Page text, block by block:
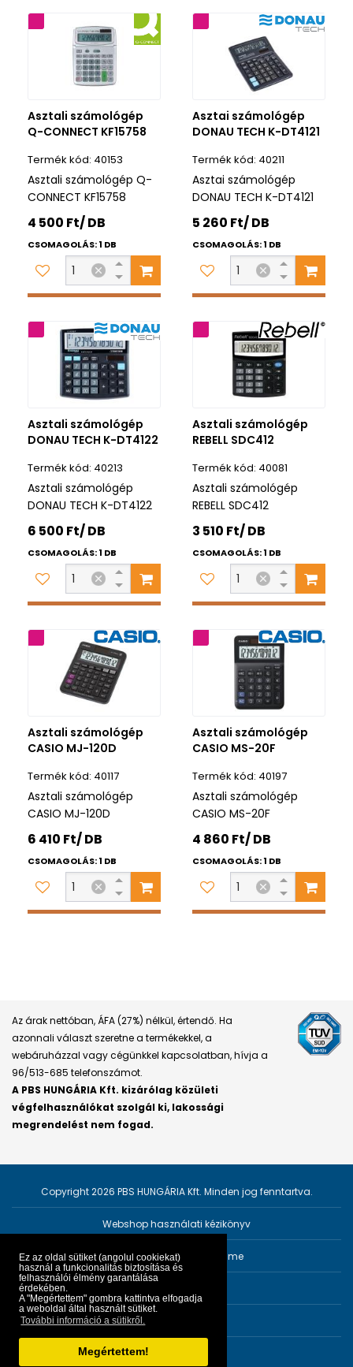
Ez az oldal sütiket (angolul cookiekat)
használ a funkcionalitás biztosítása és
felhasználói élmény garantálása
érdekében.
A "Megértettem" gombra kattintva elfogadja
a weboldal által használt sütiket.
További információ a sütikről.
Megértettem!
Asztali számológép
Q-CONNECT KF15758
40153
Asztali számológép Q-
CONNECT KF15758
4 500 Ft/ DB
CSOMAGOLÁS: 1 DB
5 év garancia
Asztai számológép
DONAU TECH K-DT4121
40211
Asztai számológép
DONAU TECH K-DT4121
5 260 Ft/ DB
CSOMAGOLÁS: 1 DB
Asztali számológép
DONAU TECH K-DT4122
40213
Asztali számológép
DONAU TECH K-DT4122
6 500 Ft/ DB
CSOMAGOLÁS: 1 DB
3 év garancia
Asztali számológép
REBELL SDC412
40081
Asztali számológép
REBELL SDC412
3 510 Ft/ DB
CSOMAGOLÁS: 1 DB
Asztali számológép
CASIO MJ-120D
40117
Asztali számológép
CASIO MJ-120D
6 410 Ft/ DB
CSOMAGOLÁS: 1 DB
2 év garancia
Asztali számológép
CASIO MS-20F
40197
Asztali számológép
CASIO MS-20F
4 860 Ft/ DB
CSOMAGOLÁS: 1 DB
Az árak nettóban, ÁFA (27%) nélkül, értendő. Ha
azonnali választ szeretne a termékekkel, a
webáruházzal vagy cégünkkel kapcsolatban, hívja a
96/513-685 telefonszámot.
A PBS HUNGÁRIA Kft. kizárólag közületi
végfelhasználókat szolgál ki, lakossági
megrendelést nem fogad.
Copyright 2026 PBS HUNGÁRIA Kft. Minden jog fenntartva.
Webshop használati kézikönyv
Személyes adatok védelme
Fejlesztő: